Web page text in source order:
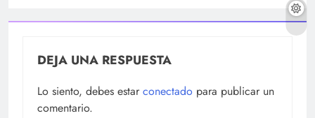
DEJA UNA RESPUESTA
Lo siento, debes estar conectado para publicar un
comentario.